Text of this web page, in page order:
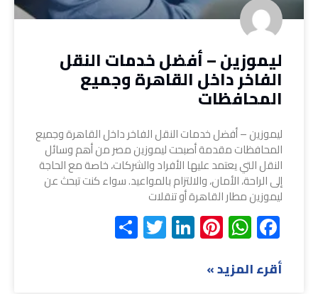
ليموزين – أفضل خدمات النقل
الفاخر داخل القاهرة وجميع
المحافظات
ليموزين – أفضل خدمات النقل الفاخر داخل القاهرة وجميع
المحافظات مقدمة أصبحت ليموزين مصر من أهم وسائل
النقل التي يعتمد عليها الأفراد والشركات، خاصة مع الحاجة
إلى الراحة، الأمان، والالتزام بالمواعيد. سواء كنت تبحث عن
ليموزين مطار القاهرة أو تنقلات
Facebook
WhatsApp
Pinterest
LinkedIn
Twitter
أقرء المزيد »